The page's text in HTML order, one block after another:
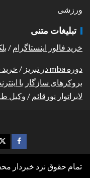
ورزشی
تبلیغات متنی
خرید فالور اینستاگرام /
دوره mba در تبریز /
بروکرهای سازگار با
لابراتوار نورقائم / وکیل
تمام حقوق نزد خبردار